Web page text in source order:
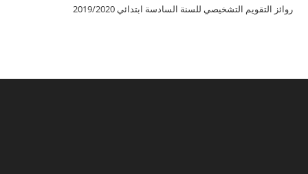
روائز التقويم التشخيصي للسنة السادسة ابتدائي 2019/2020